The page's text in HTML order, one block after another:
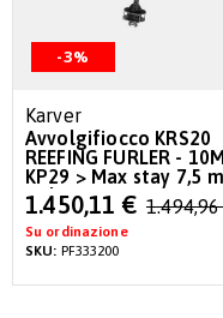
-3%
Karver
Avvolgifiocco KRS20
REEFING FURLER - 10M
KP29 > Max stay 7,5
- Plate S
Special
Price
1.450,11 €
Su ordinazione
SKU: PF333200